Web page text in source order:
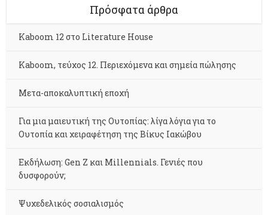
Πρόσφατα άρθρα
Kaboom 12 στο Literature House
Kaboom, τεύχος 12. Περιεχόμενα και σημεία πώλησης
Μετα-αποκαλυπτική εποχή
Για μια μαιευτική της Ουτοπίας: λίγα λόγια για το
Ουτοπία και χειραφέτηση της Βίκυς Ιακώβου
Εκδήλωση: Gen Z και Millennials. Γενιές που
δυσφορούν;
Ψυχεδελικός σοσιαλισμός